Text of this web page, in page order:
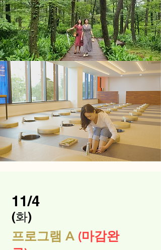
11/4
​(화)
프로그램 A (마감완